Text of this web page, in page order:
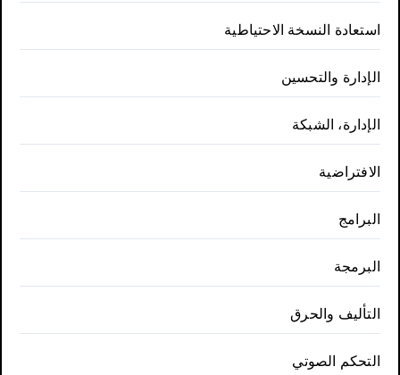
استعادة النسخة الاحتياطية
الإدارة والتحسين
الإدارة، الشبكة
الافتراضية
البرامج
البرمجة
التأليف والحرق
التحكم الصوتي